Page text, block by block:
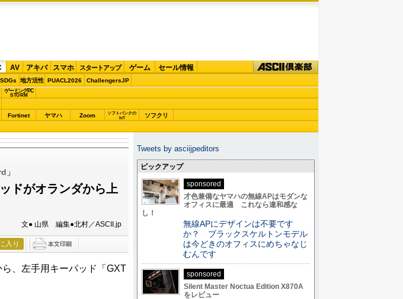
AV アキバ スマホ スタートアップ ゲーム セール情報
SDGs 地方活性 PUACL2026 ChallengersJP
ゲーミングPC
STORM
Fortinet ヤマハ Zoom
ソフトバンクの
IoT
ソフクリ
」
ドがオランダから上
文● 山県 編集●北村／ASCII.jp
入り
、左手用キーパッド「GXT
Tweets by asciijpeditors
ピックアップ
sponsored
才色兼備なヤマハの無線APはモダンな
オフィスに最適 これなら違和感な
し！
無線APにデザインは不要です
か？ ブラックスケルトンモデル
は今どきのオフィスにめちゃなじ
むんです
sponsored
Silent Master Noctua Edition X870A
をレビュー